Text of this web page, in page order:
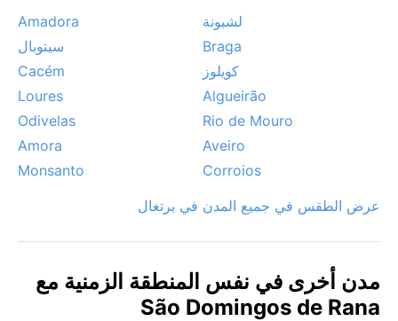
لشبونة
Amadora
Braga
سيتوبال
كويلوز
Cacém
Algueirão
Loures
Rio de Mouro
Odivelas
Aveiro
Amora
Corroios
Monsanto
عرض الطقس في جميع المدن في برتغال
مدن أخرى في نفس المنطقة الزمنية مع
São Domingos de Rana